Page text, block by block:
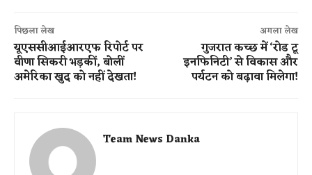
पिछला लेख
यूएससीआईआरएफ रिपोर्ट पर
वीणा सिकरी भड़कीं, बोलीं
अमेरिका खुद को नहीं देखता!
अगला लेख
गुजरात कच्छ में ‘रोड टू
इनफिनिटी’ से विकास और
पर्यटन को बढ़ावा मिलेगा!
Team News Danka